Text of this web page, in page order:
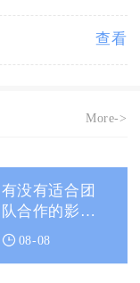
查看
More->
有没有适合团
队合作的影之
刃2玄玉阵容
08-08